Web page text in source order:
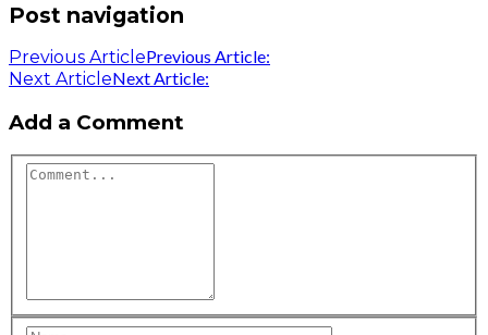
Post navigation
Previous ArticlePrevious Article:
Next ArticleNext Article:
Add a Comment